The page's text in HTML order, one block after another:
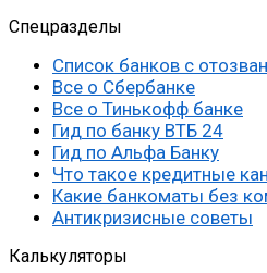
Спецразделы
Список банков с
Все о Сбербанке
Все о Тинькофф банке
Гид по банку ВТБ 24
Гид по Альфа Банку
Что такое кредитные
Какие банкоматы без
Антикризисные советы
Калькуляторы